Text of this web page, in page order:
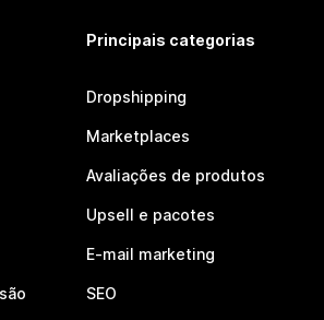
Principais categorias
Dropshipping
Marketplaces
Avaliações de produtos
Upsell e pacotes
E-mail marketing
SEO